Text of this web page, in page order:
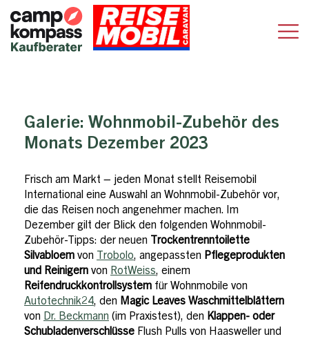
Galerie: Wohnmobil-Zubehör des
Monats Dezember 2023
Frisch am Markt – jeden Monat stellt Reisemobil
International eine Auswahl an Wohnmobil-Zubehör vor,
die das Reisen noch angenehmer machen. Im
Dezember gilt der Blick den folgenden Wohnmobil-
Zubehör-Tipps: der neuen
Trockentrenntoilette
Silvabloem von Trobolo, angepassten Pflegeprodukten
und Reinigern von RotWeiss, einem
Reifendruckkontrollsystem für Wohnmobile von
Autotechnik24, den Magic Leaves Waschmittelblättern
von Dr. Beckmann (im Praxistest), den Klappen- oder
Schubladenverschlüsse Flush Pulls von Haasweller und